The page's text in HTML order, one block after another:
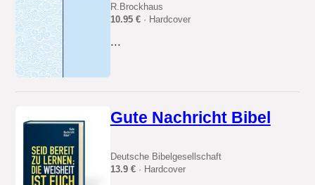
R.Brockhaus
10.95 €· Hardcover
...
Gute Nachricht Bibel
Deutsche Bibelgesellschaft
13.9 €· Hardcover